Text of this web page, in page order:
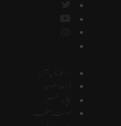
پرائیویسی پالیسی
قوائد و ضوابط
کاپی رائٹس
نمونہ صفحہ